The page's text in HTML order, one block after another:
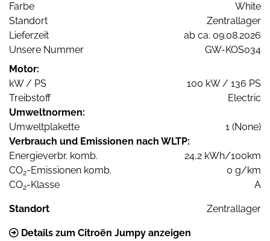
Farbe
White
Standort
Zentrallager
Lieferzeit
ab ca. 09.08.2026
Unsere Nummer
GW-KOS034
Motor:
kW / PS
100 kW / 136 PS
Treibstoff
Electric
Umweltnormen:
Umweltplakette
1 (None)
Verbrauch und Emissionen nach WLTP:
Energieverbr. komb.
24,2 kWh/100km
CO2-Emissionen komb.
0 g/km
CO2-Klasse A
Standort Zentrallager
Details zum Citroën Jumpy anzeigen